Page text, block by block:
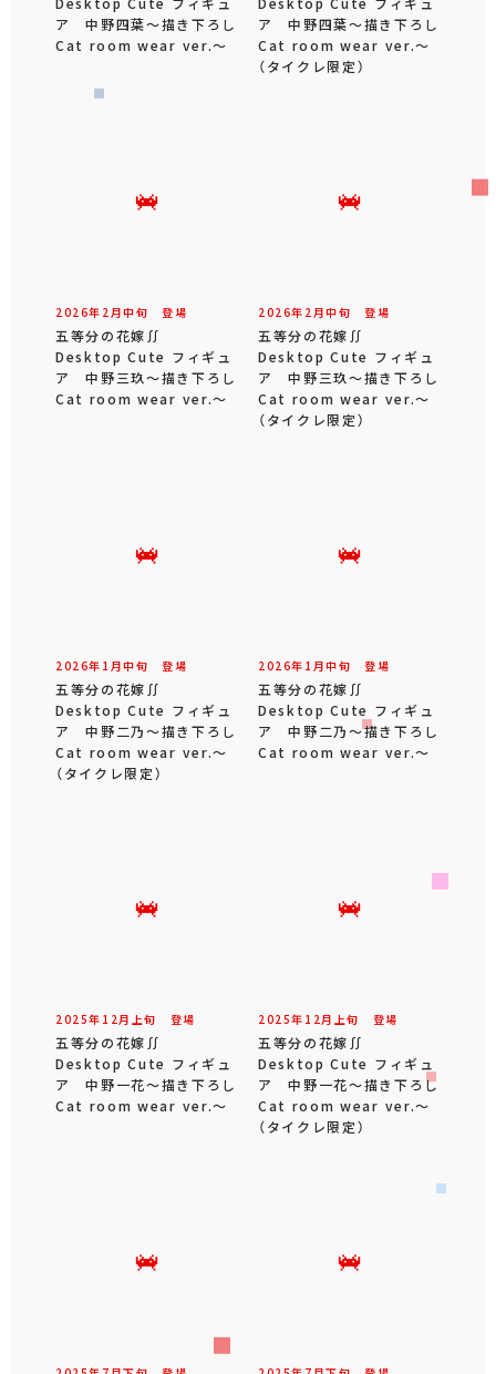
ア 中野四葉～描き下ろし
Cat room wear ver.～
ア 中野四葉～描き下ろし
Cat room wear ver.～
（タイクレ限定）
2026年 2 月中旬 登場
五等分の花嫁∬
Desktop Cute フィギュ
ア 中野三玖～描き下ろし
Cat room wear ver.～
2026年 2 月中旬 登場
五等分の花嫁∬
Desktop Cute フィギュ
ア 中野三玖～描き下ろし
Cat room wear ver.～
（タイクレ限定）
2026年 1 月中旬 登場
五等分の花嫁∬
Desktop Cute フィギュ
ア 中野二乃～描き下ろし
Cat room wear ver.～
（タイクレ限定）
2026年 1 月中旬 登場
五等分の花嫁∬
Desktop Cute フィギュ
ア 中野二乃～描き下ろし
Cat room wear ver.～
2025年 12 月 上旬 登場
五等分の花嫁∬
Desktop Cute フィギュ
ア 中野一花～描き下ろし
Cat room wear ver.～
2025年 12 月 上旬 登場
五等分の花嫁∬
Desktop Cute フィギュ
ア 中野一花～描き下ろし
Cat room wear ver.～
（タイクレ限定）